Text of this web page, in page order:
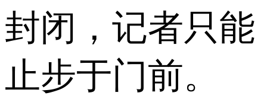
封闭，记者只能
止步于门前。